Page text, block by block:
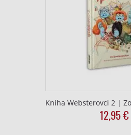
Kniha Websterovci 2 |
12,95€